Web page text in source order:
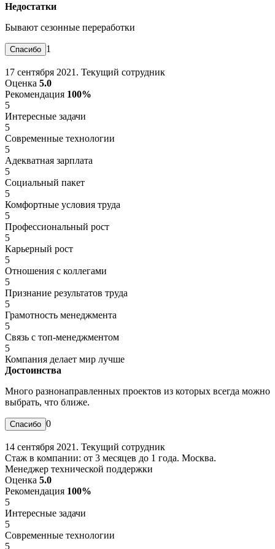
Недостатки
Бывают сезонные переработки
1
17 сентября 2021. Текущий сотрудник
Оценка 5.0
Рекомендация 100%
5
Интересные задачи
5
Современные технологии
5
Адекватная зарплата
5
Социальный пакет
5
Комфортные условия труда
5
Профессиональный рост
5
Карьерный рост
5
Отношения с коллегами
5
Признание результатов труда
5
Грамотность менеджмента
5
Связь с топ-менеджментом
5
Компания делает мир лучше
Достоинства
Много разнонаправленных проектов из которых всегда можно
выбрать, что ближе.
0
14 сентября 2021. Текущий сотрудник
Стаж в компании: от 3 месяцев до 1 года. Москва.
Менеджер технической поддержки
Оценка 5.0
Рекомендация 100%
5
Интересные задачи
5
Современные технологии
5